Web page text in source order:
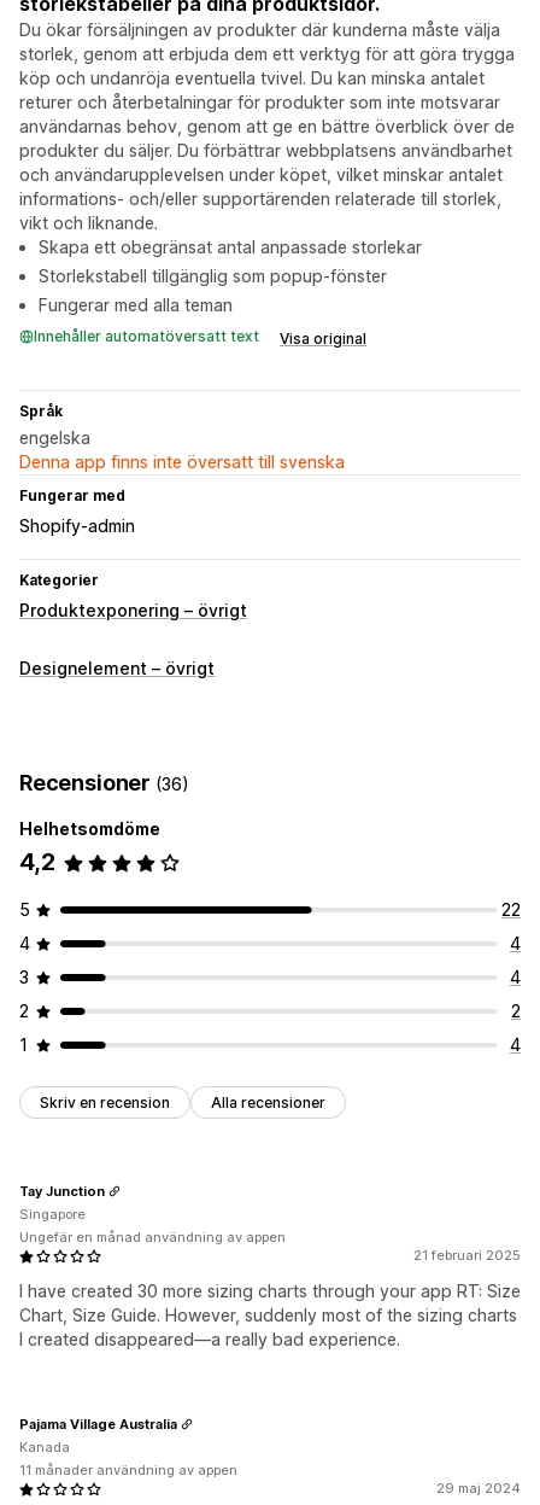
Du ökar försäljningen av produkter där kunderna måste välja
storlek, genom att erbjuda dem ett verktyg för att göra trygga
köp och undanröja eventuella tvivel. Du kan minska antalet
returer och återbetalningar för produkter som inte motsvarar
användarnas behov, genom att ge en bättre överblick över de
produkter du säljer. Du förbättrar webbplatsens användbarhet
och användarupplevelsen under köpet, vilket minskar antalet
informations- och/eller supportärenden relaterade till storlek,
vikt och liknande.
Skapa ett obegränsat antal anpassade storlekar
Storlekstabell tillgänglig som popup-fönster
Fungerar med alla teman
Innehåller automatöversatt text Visa original
Språk
engelska
Denna app finns inte översatt till svenska
Fungerar med
Shopify-admin
Kategorier
Produktexponering – övrigt
Designelement – övrigt
Recensioner (36)
Helhetsomdöme
4,2
5
22
4
4
3
4
2
2
1
4
Skriv en recension Alla recensioner
21 februari 2025
I have created 30 more sizing charts through your app RT: Size
Chart, Size Guide. However, suddenly most of the sizing charts
I created disappeared—a really bad experience.
Tay Junction
Singapore
Ungefär en månad användning av appen
29 maj 2024
Pajama Village Australia
Kanada
11 månader användning av appen